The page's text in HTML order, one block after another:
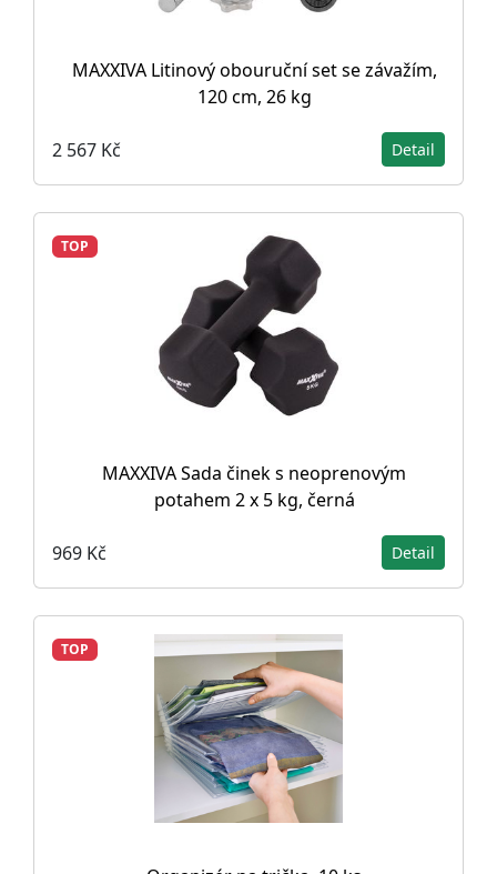
MAXXIVA Litinový obouruční set se závažím,
120 cm, 26 kg
2 567 Kč Detail
TOP
MAXXIVA Sada činek s neoprenovým
potahem 2 x 5 kg, černá
969 Kč Detail
TOP